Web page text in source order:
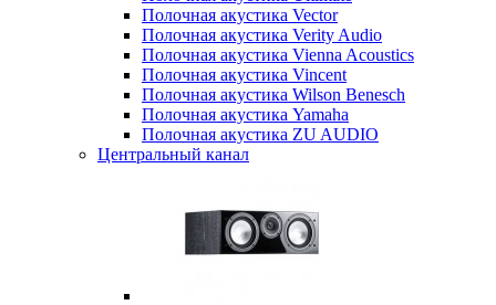
Полочная акустика Vector
Полочная акустика Verity Audio
Полочная акустика Vienna Acoustics
Полочная акустика Vincent
Полочная акустика Wilson Benesch
Полочная акустика Yamaha
Полочная акустика ZU AUDIO
Центральный канал